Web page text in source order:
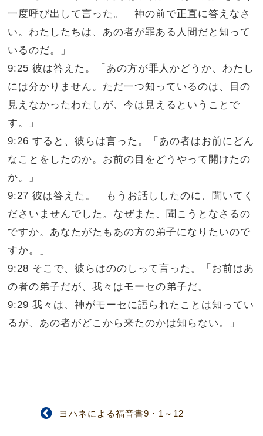
一度呼び出して言った。「神の前で正直に答えなさ
い。わたしたちは、あの者が罪ある人間だと知って
いるのだ。」
9:25 彼は答えた。「あの方が罪人かどうか、わたし
には分かりません。ただ一つ知っているのは、目の
見えなかったわたしが、今は見えるということで
す。」
9:26 すると、彼らは言った。「あの者はお前にどん
なことをしたのか。お前の目をどうやって開けたの
か。」
9:27 彼は答えた。「もうお話ししたのに、聞いてく
ださいませんでした。なぜまた、聞こうとなさるの
ですか。あなたがたもあの方の弟子になりたいので
すか。」
9:28 そこで、彼らはののしって言った。「お前はあ
の者の弟子だが、我々はモーセの弟子だ。
9:29 我々は、神がモーセに語られたことは知ってい
るが、あの者がどこから来たのかは知らない。」
ヨハネによる福音書9・1～12